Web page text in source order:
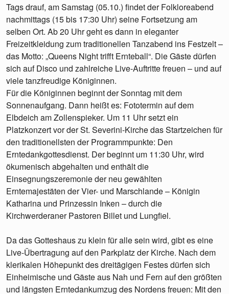
Tags drauf, am Samstag (05.10.) findet der Folkloreabend
nachmittags (15 bis 17:30 Uhr) seine Fortsetzung am
selben Ort. Ab 20 Uhr geht es dann in eleganter
Freizeitkleidung zum traditionellen Tanzabend ins Festzelt –
das Motto: „Queens Night trifft Ernteball“. Die Gäste dürfen
sich auf Disco und zahlreiche Live-Auftritte freuen – und auf
viele tanzfreudige Königinnen.
Für die Königinnen beginnt der Sonntag mit dem
Sonnenaufgang. Dann heißt es: Fototermin auf dem
Elbdeich am Zollenspieker. Um 11 Uhr setzt ein
Platzkonzert vor der St. Severini-Kirche das Startzeichen für
den traditionellsten der Programmpunkte: Den
Erntedankgottesdienst. Der beginnt um 11:30 Uhr, wird
ökumenisch abgehalten und enthält die
Einsegnungszeremonie der neu gewählten
Erntemajestäten der Vier- und Marschlande – Königin
Katharina und Prinzessin Inken – durch die
Kirchwerderaner Pastoren Billet und Lungfiel.
Da das Gotteshaus zu klein für alle sein wird, gibt es eine
Live-Übertragung auf den Parkplatz der Kirche. Nach dem
klerikalen Höhepunkt des dreitägigen Festes dürfen sich
Einheimische und Gäste aus Nah und Fern auf den größten
und längsten Erntedankumzug des Nordens freuen: Mit den